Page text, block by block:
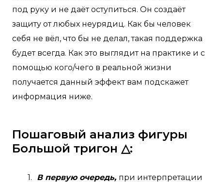
под руку и не даёт оступиться. Он создаёт
защиту от любых неурядиц. Как бы человек
себя не вёл, что бы не делал, такая поддержка
будет всегда. Как это выглядит на практике и с
помощью кого/чего в реальной жизни
получается данный эффект вам подскажет
информация ниже.
Пошаговый анализ фигуры
Большой тригон △:
В первую очередь, при интерпретации